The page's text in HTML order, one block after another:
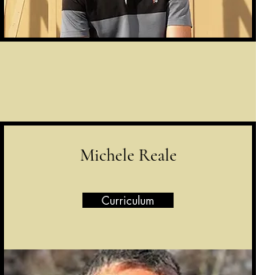
Michele Reale
Curriculum